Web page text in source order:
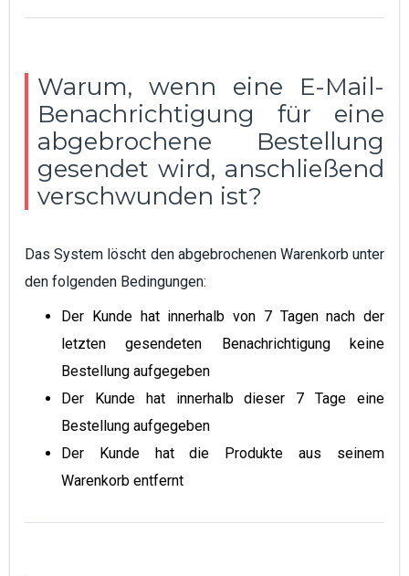
Warum, wenn eine E-Mail-
Benachrichtigung für eine
abgebrochene Bestellung
gesendet wird, anschließend
verschwunden ist?
Das System löscht den abgebrochenen Warenkorb unter
den folgenden Bedingungen:
Der Kunde hat innerhalb von 7 Tagen nach der
letzten gesendeten Benachrichtigung keine
Bestellung aufgegeben
Der Kunde hat innerhalb dieser 7 Tage eine
Bestellung aufgegeben
Der Kunde hat die Produkte aus seinem
Warenkorb entfernt